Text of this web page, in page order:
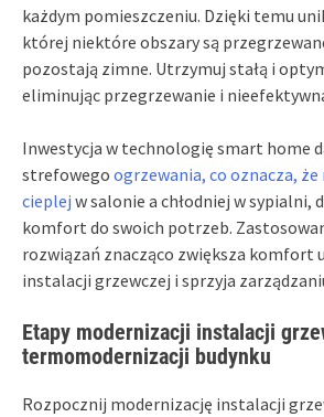
każdym pomieszczeniu. Dzięki temu
której niektóre obszary są
pozostają zimne. Utrzymuj stałą i
eliminując przegrzewanie i
Inwestycja w technologię smart home
strefowego ogrzewania, co oznacza,
cieplej w salonie a chłodniej w sypialni,
komfort do swoich potrzeb.
rozwiązań znacząco zwiększa komfort
instalacji grzewczej i sprzyja
Etapy modernizacji instalacji
termomodernizacji budynku
Rozpocznij modernizację instalacji